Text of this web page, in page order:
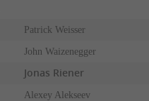
Patrick Weisser
John Waizenegger
Jonas Riener
Alexey Alekseev